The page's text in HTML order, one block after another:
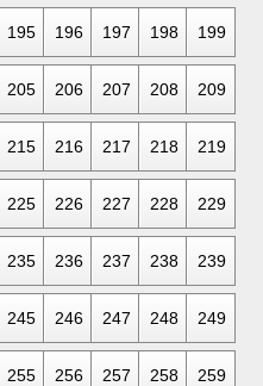
195 196 197 198 199
205 206 207 208 209
215 216 217 218 219
225 226 227 228 229
235 236 237 238 239
245 246 247 248 249
255 256 257 258 259